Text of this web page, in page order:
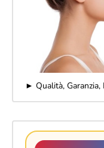
► Qualità, Garanzia,